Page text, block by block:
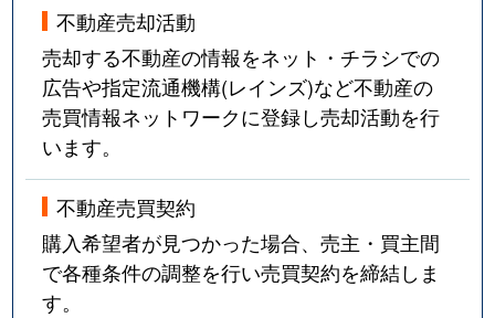
不動産売却活動
売却する不動産の情報をネット・チラシでの
広告や指定流通機構(レインズ)など不動産の
売買情報ネットワークに登録し売却活動を行
います。
不動産売買契約
購入希望者が見つかった場合、売主・買主間
で各種条件の調整を行い売買契約を締結しま
す。